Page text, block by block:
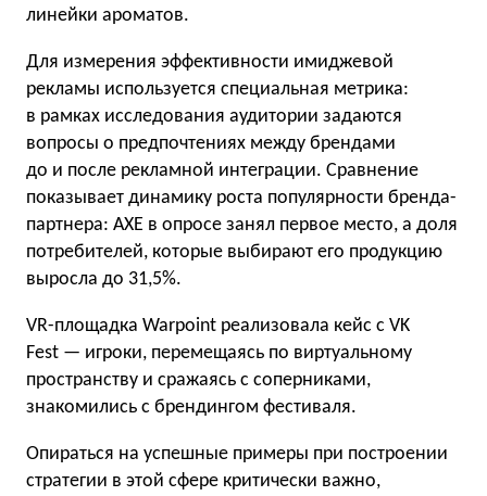
линейки ароматов.
Для измерения эффективности имиджевой
рекламы используется специальная метрика:
в рамках исследования аудитории задаются
вопросы о предпочтениях между брендами
до и после рекламной интеграции. Сравнение
показывает динамику роста популярности бренда-
партнера: AXE в опросе занял первое место, а доля
потребителей, которые выбирают его продукцию
выросла до 31,5%.
VR-площадка Warpoint реализовала кейс с VK
Fest — игроки, перемещаясь по виртуальному
пространству и сражаясь с соперниками,
знакомились с брендингом фестиваля.
Опираться на успешные примеры при построении
стратегии в этой сфере критически важно,